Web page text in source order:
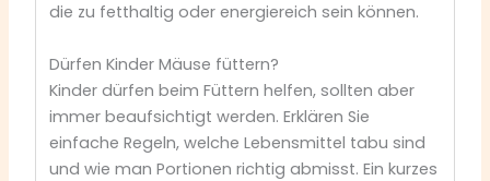
die zu fetthaltig oder energiereich sein können.
Dürfen Kinder Mäuse füttern?
Kinder dürfen beim Füttern helfen, sollten aber
immer beaufsichtigt werden. Erklären Sie
einfache Regeln, welche Lebensmittel tabu sind
und wie man Portionen richtig abmisst. Ein kurzes